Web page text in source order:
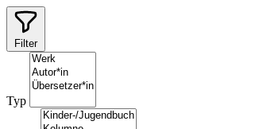
Filter
Typ